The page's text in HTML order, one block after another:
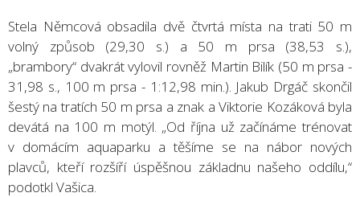
Stela Němcová obsadila dvě čtvrtá místa na trati 50 m
volný způsob (29,30 s.) a 50 m prsa (38,53 s.),
„brambory“ dvakrát vylovil rovněž Martin Bilík (50 m prsa -
31,98 s., 100 m prsa - 1:12,98 min.). Jakub Drgáč skončil
šestý na tratích 50 m prsa a znak a Viktorie Kozáková byla
devátá na 100 m motýl. „Od října už začínáme trénovat
v domácím aquaparku a těšíme se na nábor nových
plavců, kteří rozšíří úspěšnou základnu našeho oddílu,“
podotkl Vašica.